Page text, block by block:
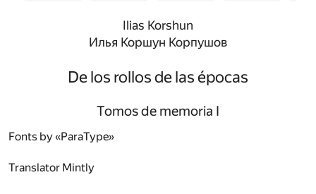
Ilias Korshun
Илья Коршун Корпушов
De los rollos de las épocas
Tomos de memoria I
Fonts by «ParaType»
Translator Mintly